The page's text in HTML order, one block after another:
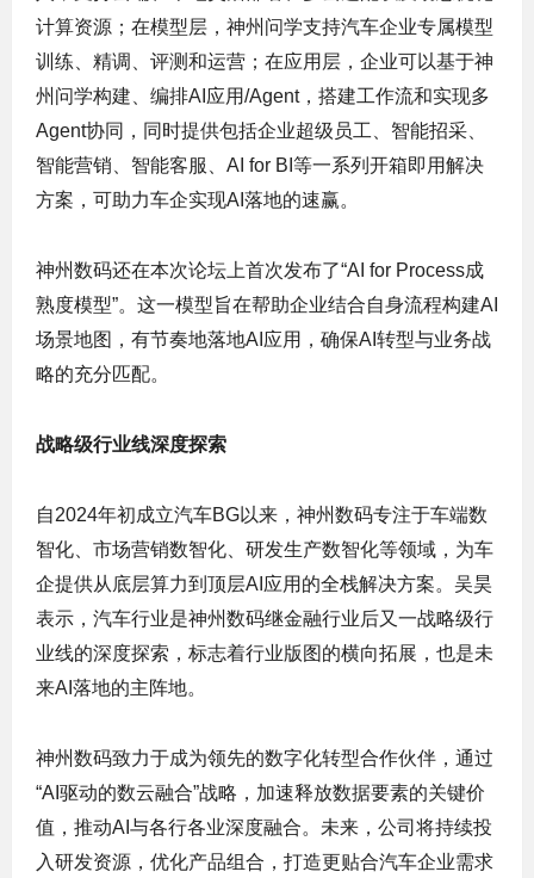
计算资源；在模型层，神州问学支持汽车企业专属模型
训练、精调、评测和运营；在应用层，企业可以基于神
州问学构建、编排AI应用/Agent，搭建工作流和实现多
Agent协同，同时提供包括企业超级员工、智能招采、
智能营销、智能客服、AI for BI等一系列开箱即用解决
方案，可助力车企实现AI落地的速赢。
神州数码还在本次论坛上首次发布了“AI for Process成
熟度模型”。这一模型旨在帮助企业结合自身流程构建AI
场景地图，有节奏地落地AI应用，确保AI转型与业务战
略的充分匹配。
战略级行业线深度探索
自2024年初成立汽车BG以来，神州数码专注于车端数
智化、市场营销数智化、研发生产数智化等领域，为车
企提供从底层算力到顶层AI应用的全栈解决方案。吴昊
表示，汽车行业是神州数码继金融行业后又一战略级行
业线的深度探索，标志着行业版图的横向拓展，也是未
来AI落地的主阵地。
神州数码致力于成为领先的数字化转型合作伙伴，通过
“AI驱动的数云融合”战略，加速释放数据要素的关键价
值，推动AI与各行各业深度融合。未来，公司将持续投
入研发资源，优化产品组合，打造更贴合汽车企业需求